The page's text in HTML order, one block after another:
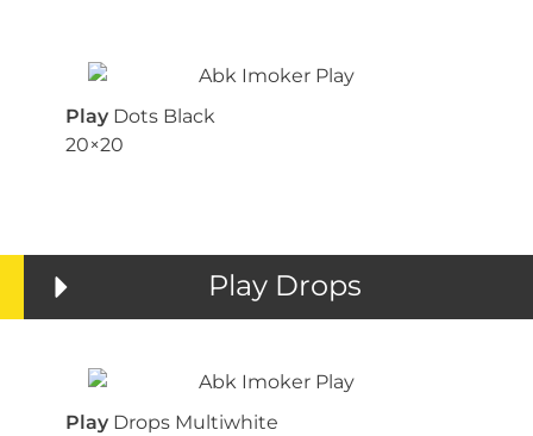
Play Dots Black
20×20
Play Drops
Play Drops Multiwhite